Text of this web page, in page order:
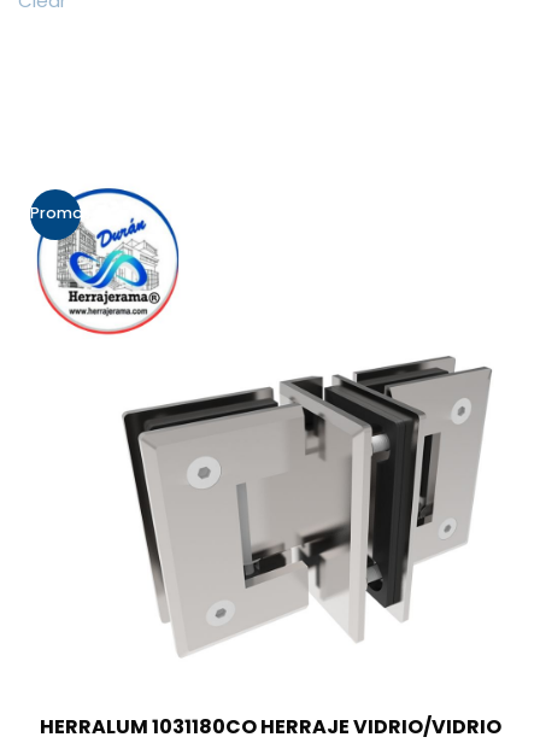
Promo!
HERRALUM 1031180CO HERRAJE VIDRIO/VIDRIO